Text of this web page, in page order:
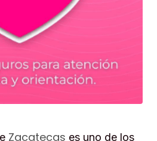
Zacatecas es uno de los